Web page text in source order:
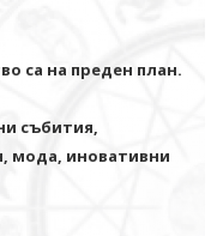
са на преден план.
събития,
мода, иновативни